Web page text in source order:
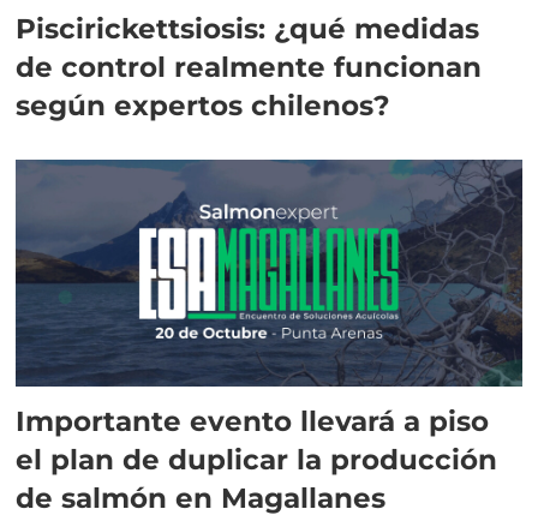
Piscirickettsiosis: ¿qué medidas
de control realmente funcionan
según expertos chilenos?
Importante evento llevará a piso
el plan de duplicar la producción
de salmón en Magallanes